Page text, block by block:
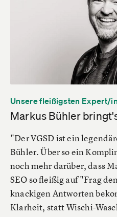
Unsere fleißigsten Expert/
Markus Bühler
"Der VGSD ist ein
Bühler. Über so ein
noch mehr darüber, dass
SEO so fleißig auf "Frag
knackigen Antworten
Klarheit, statt Wischi-